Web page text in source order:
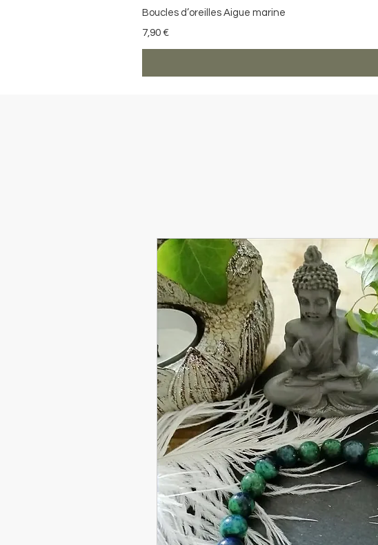
Boucles d’oreilles Aigue marine
Precio
7,90 €